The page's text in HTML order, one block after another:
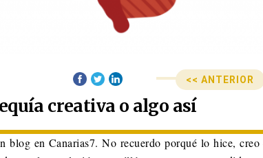
Navegación
<< ANTERIOR
Siguiente
post:
post:
creativa o algo así
blog en Canarias7. No recuerdo porqué lo hice,